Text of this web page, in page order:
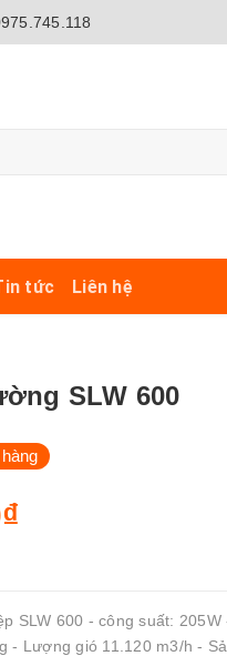
tức Liên hệ
SLW 600
SLW 600 - công suất: 205W
- Lượng gió 11.120 m3/h -